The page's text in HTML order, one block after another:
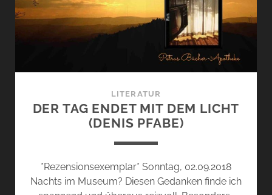
LITERATUR
DER TAG ENDET MIT DEM LICHT
(DENIS PFABE)
*Rezensionsexemplar* Sonntag, 02.09.2018
Nachts im Museum? Diesen Gedanken finde ich